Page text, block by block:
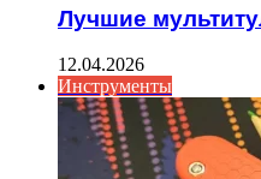
Лучшие
12.04.2026
Инструменты